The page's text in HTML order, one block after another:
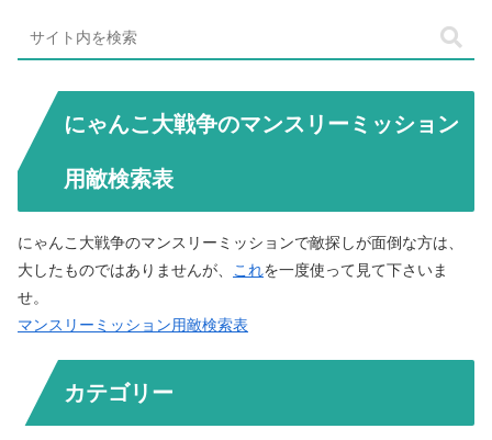
にゃんこ大戦争のマンスリーミッション
用敵検索表
にゃんこ大戦争のマンスリーミッションで敵探しが面倒な方は、
大したものではありませんが、
これを一度使って見て下さいま
せ。
マンスリーミッション用敵検索表
カテゴリー